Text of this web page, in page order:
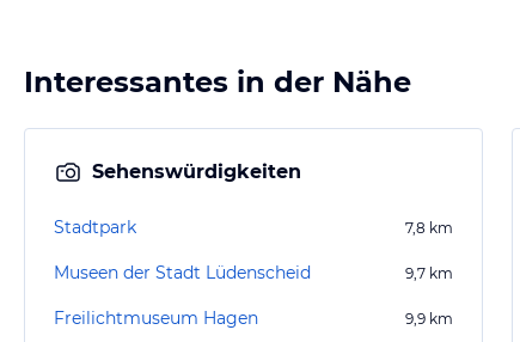
Interessantes in der Nähe
Sehenswürdigkeiten
Stadtpark 7,8 km
Museen der Stadt Lüdenscheid 9,7 km
Freilichtmuseum Hagen 9,9 km